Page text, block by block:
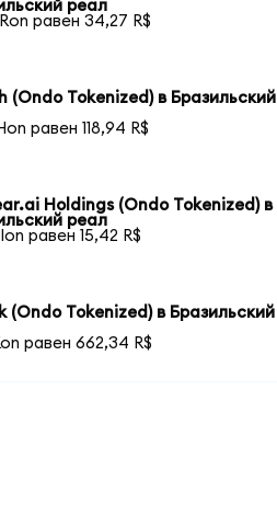
реал
равен 34,27 R$
(Ondo Tokenized) в Бразильский
равен 118,94 R$
Holdings (Ondo Tokenized) в
реал
равен 15,42 R$
(Ondo Tokenized) в Бразильский
равен 662,34 R$